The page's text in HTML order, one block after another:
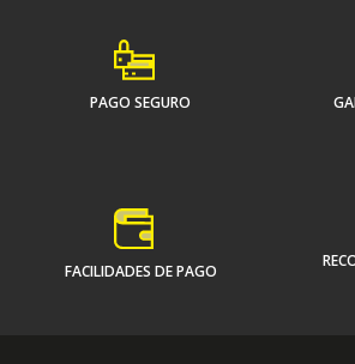
PAGO SEGURO
FACILIDADES DE PAGO